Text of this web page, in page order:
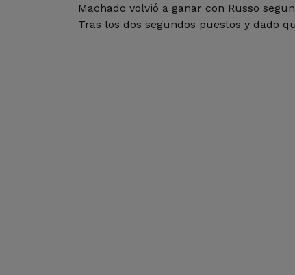
Machado volvió a ganar con Russo
Tras los dos segundos puestos y dado